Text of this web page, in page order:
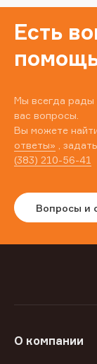
Есть
Мы всегда рады
вас вопросы.
Вы можете
ответы» ,
(383) 210-56-41
Вопросы и
О компании